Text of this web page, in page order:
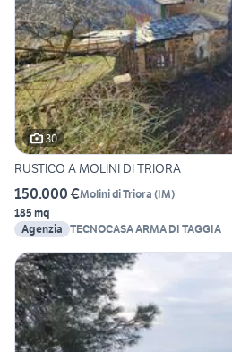
30
RUSTICO A MOLINI DI TRIORA
150.000 €Molini di Triora (IM)
185 mq
Agenzia TECNOCASA ARMA DI TAGGIA